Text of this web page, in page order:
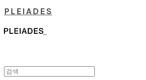
PLEIADES